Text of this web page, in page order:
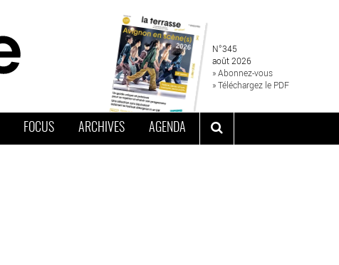
N°345
août 2026
» Abonnez-vous
» Téléchargez le PDF
FOCUS ARCHIVES AGENDA